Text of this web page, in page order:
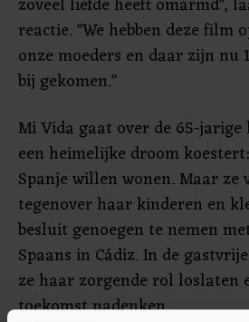
reactie. "We hebben deze film
onze moeders en daar zijn nu
bij gekomen."
Mi Vida gaat over de 65-
een heimelijke droom
Spanje willen wonen. Maar
tegenover haar kinderen en
besluit genoegen te nemen
Spaans in Cádiz. In de
ze haar zorgende rol loslaten
toekomst nadenken.